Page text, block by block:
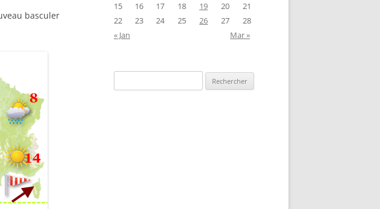
basculer
15
16 17 18 19 20
21
22
23 24 25 26 27
28
« Jan
Mar »